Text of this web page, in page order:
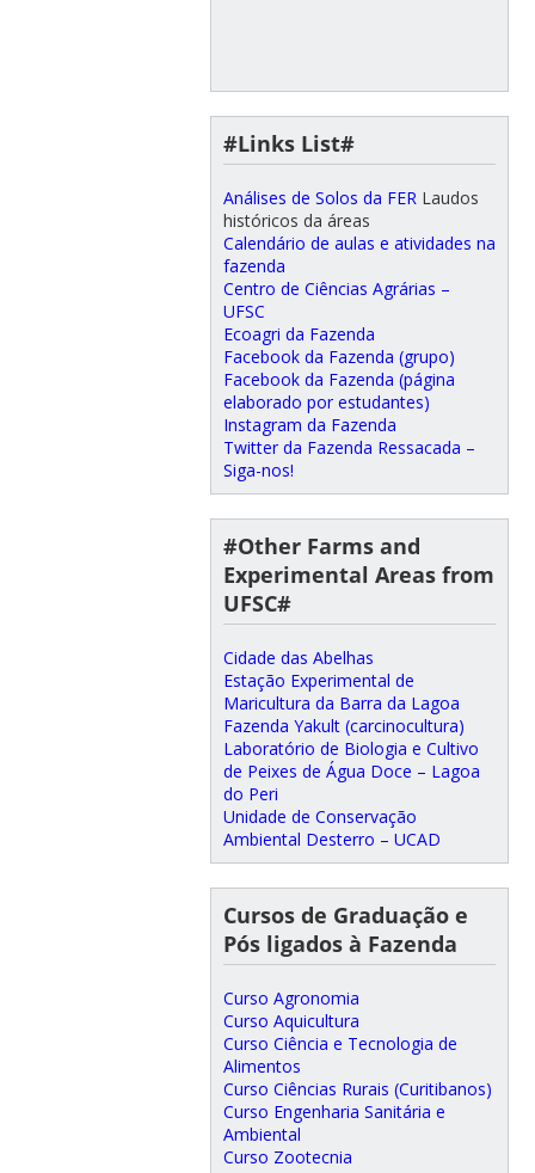
#Links List#
Análises de Solos da FER Laudos
históricos da áreas
Calendário de aulas e atividades na
fazenda
Centro de Ciências Agrárias –
UFSC
Ecoagri da Fazenda
Facebook da Fazenda (grupo)
Facebook da Fazenda (página
elaborado por estudantes)
Instagram da Fazenda
Twitter da Fazenda Ressacada –
Siga-nos!
#Other Farms and
Experimental Areas from
UFSC#
Cidade das Abelhas
Estação Experimental de
Maricultura da Barra da Lagoa
Fazenda Yakult (carcinocultura)
Laboratório de Biologia e Cultivo
de Peixes de Água Doce – Lagoa
do Peri
Unidade de Conservação
Ambiental Desterro – UCAD
Cursos de Graduação e
Pós ligados à Fazenda
Curso Agronomia
Curso Aquicultura
Curso Ciência e Tecnologia de
Alimentos
Curso Ciências Rurais (Curitibanos)
Curso Engenharia Sanitária e
Ambiental
Curso Zootecnia